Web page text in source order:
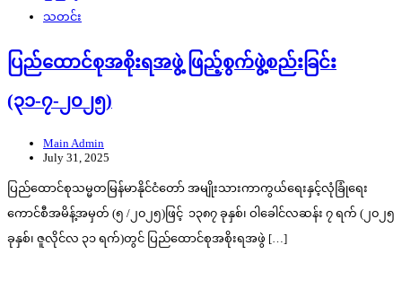
သတင်း
ပြည်ထောင်စုအစိုးရအဖွဲ့ ဖြည့်စွက်ဖွဲ့စည်းခြင်း
(၃၁-၇-၂၀၂၅)
Main Admin
July 31, 2025
ပြည်ထောင်စုသမ္မတမြန်မာနိုင်ငံတော် အမျိုးသားကာကွယ်ရေးနှင့်လုံခြုံရေး
ကောင်စီအမိန့်အမှတ် (၅ /၂၀၂၅)ဖြင့် ၁၃၈၇ ခုနှစ်၊ ဝါခေါင်လဆန်း ၇ ရက် (၂၀၂၅
ခုနှစ်၊ ဇူလိုင်လ ၃၁ ရက်)တွင် ပြည်ထောင်စုအစိုးရအဖွဲ […]